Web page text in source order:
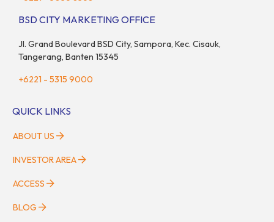
BSD CITY MARKETING OFFICE
Jl. Grand Boulevard BSD City, Sampora, Kec. Cisauk,
Tangerang, Banten 15345
+6221 - 5315 9000
QUICK LINKS
ABOUT US
INVESTOR AREA
ACCESS
BLOG